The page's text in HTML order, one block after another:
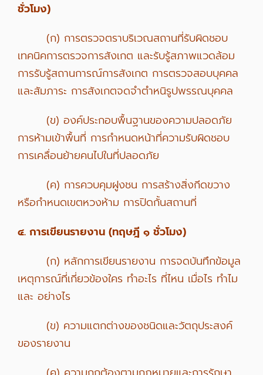
ชั่วโมง)
(ก) การตรวจตราบริเวณสถานที่รับผิดชอบ
เทคนิคการตรวจการสังเกต และรับรู้สภาพแวดล้อม
การรับรู้สถานการณ์การสังเกต การตรวจสอบบุคคล
และสัมภาระ การสังเกตจดจำตำหนิรูปพรรณบุคคล
(ข) องค์ประกอบพื้นฐานของความปลอดภัย
การห้ามเข้าพื้นที่ การกำหนดหน้าที่ความรับผิดชอบ
การเคลื่อนย้ายคนไปในที่ปลอดภัย
(ค) การควบคุมฝูงชน การสร้างสิ่งกีดขวาง
หรือกำหนดเขตหวงห้าม การปิดกั้นสถานที่
๔. การเขียนรายงาน (ทฤษฎี ๑ ชั่วโมง)
(ก) หลักการเขียนรายงาน การจดบันทึกข้อมูล
เหตุการณ์ที่เกี่ยวข้องใคร ทำอะไร ที่ไหน เมื่อไร ทำไม
และ อย่างไร
(ข) ความแตกต่างของชนิดและวัตถุประสงค์
ของรายงาน